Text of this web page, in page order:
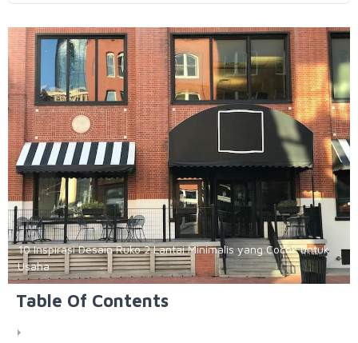
10 Inspirasi Desain Ruko 2 Lantai Minimalis yang Cocok untuk
Usaha
Table Of Contents